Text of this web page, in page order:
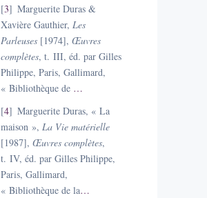
3
Marguerite Duras &
Xavière Gauthier, Les
Parleuses[1974], Œuvres
complètes, t. III, éd. par Gilles
Philippe, Paris, Gallimard,
« Bibliothèque de …
4
Marguerite Duras, « La
maison », La Vie matérielle
[1987], Œuvres complètes,
t. IV, éd. par Gilles Philippe,
Paris, Gallimard,
« Bibliothèque de la…